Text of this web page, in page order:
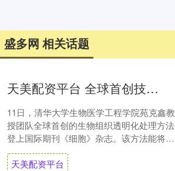
盛多网 相关话题
天美配资平台 全球首创技术让生物组织变为“玻璃态”
11日，清华大学生物医学工程学院苑克鑫教
授团队全球首创的生物组织透明化处理方法
登上国际期刊《细胞》杂志。该方法能将不
透明的生物组织转变为“玻璃态”，便于显微
镜等....
天美配资平台